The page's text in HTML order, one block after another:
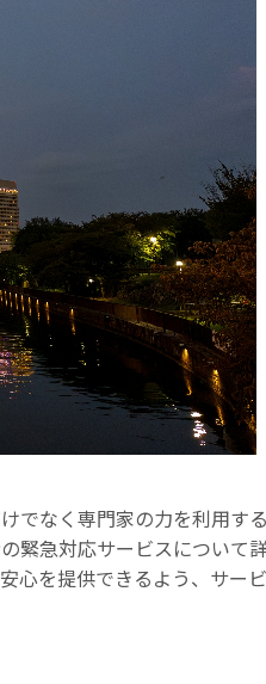
でなく専門家の力を利用す
緊急対応サービスについて
心を提供できるよう、サー